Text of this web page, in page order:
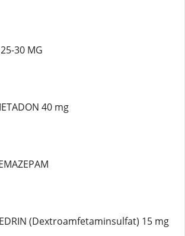
30 MG
40 mg
(Dextroamfetaminsulfat) 15 mg